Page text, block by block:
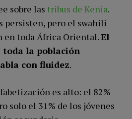
sobre las tribus de Kenia.
persisten, pero el swahili
en toda África Oriental.El
la población
con fluidez.
es alto: el 82%
solo el 31% de los jóvenes